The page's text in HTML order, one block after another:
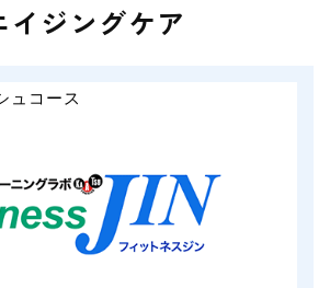
イジングケア